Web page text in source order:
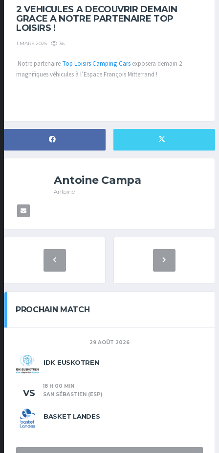
2 VEHICULES A DECOUVRIR DEMAIN
GRACE A NOTRE PARTENAIRE TOP
LOISIRS !
1 MARS 2025 36
Notre partenaire Top Loisirs Camping-Cars exposera demain 2
magnifiques véhicules à l’Espace François Mitterrand !
Antoine Campa
Antoine
PROCHAIN MATCH
29 AOÛT 2026
IDK EUSKOTREN
BASKET LANDES
VS
18 H 00 MIN
SAN SÉBASTIEN (ESP)